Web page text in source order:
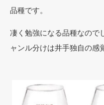
品種です。
凄く勉強になる品種なので
ャンル分けは井手独自の感